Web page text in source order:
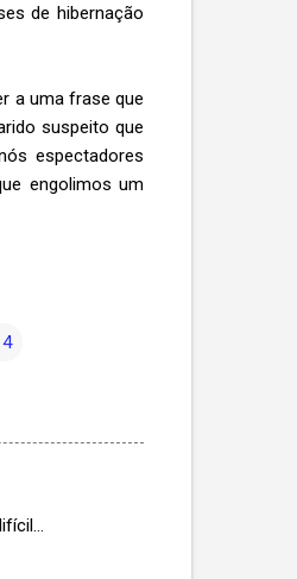
de hibernação
a uma frase que
suspeito que
espectadores
engolimos um